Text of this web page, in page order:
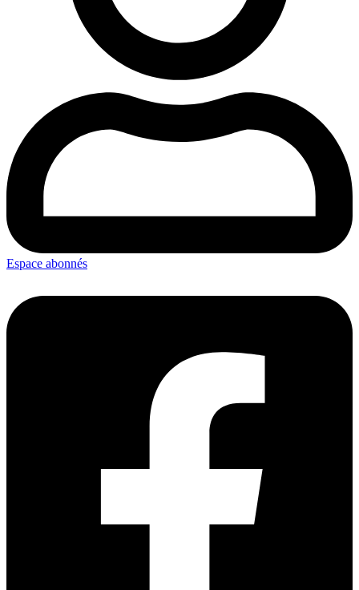
Espace abonnés